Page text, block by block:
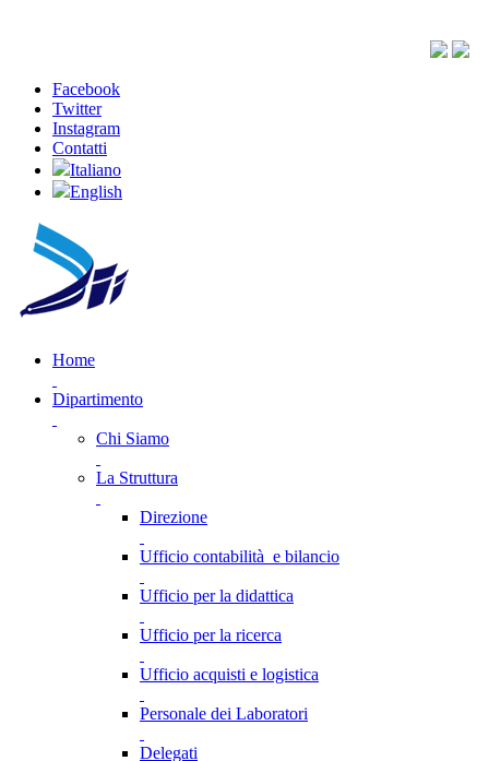
Facebook
Twitter
Instagram
Contatti
Italiano
English
Home
Dipartimento
Chi Siamo
La Struttura
Direzione
Ufficio contabilità e bilancio
Ufficio per la didattica
Ufficio per la ricerca
Ufficio acquisti e logistica
Personale dei Laboratori
Delegati